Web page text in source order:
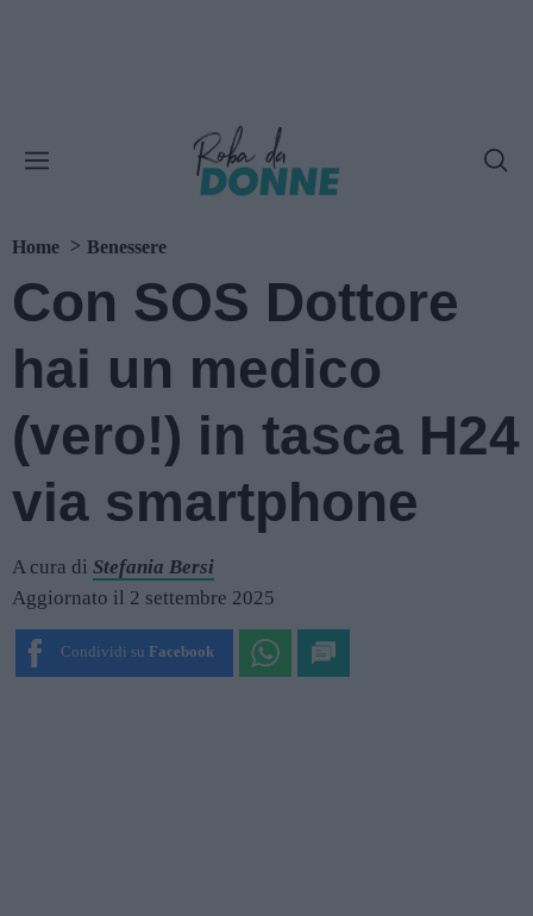
Home Benessere
Con SOS Dottore
hai un medico
(vero!) in tasca H24
via smartphone
A cura di Stefania Bersi
Aggiornato il 2 settembre 2025
Condividi su Facebook